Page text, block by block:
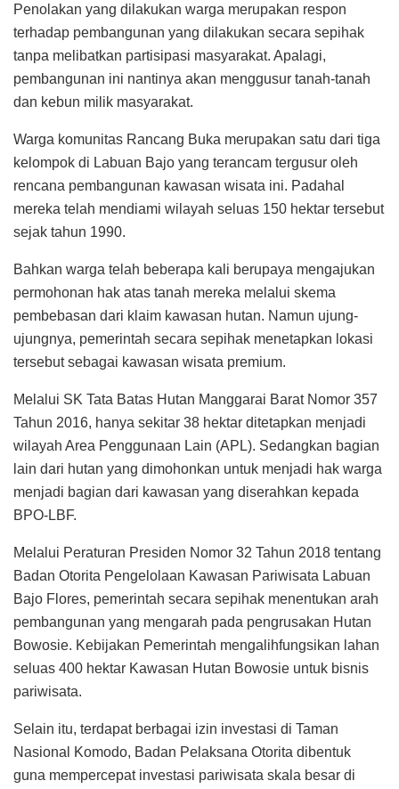
Penolakan yang dilakukan warga merupakan respon
terhadap pembangunan yang dilakukan secara sepihak
tanpa melibatkan partisipasi masyarakat. Apalagi,
pembangunan ini nantinya akan menggusur tanah-tanah
dan kebun milik masyarakat.
Warga komunitas Rancang Buka merupakan satu dari tiga
kelompok di Labuan Bajo yang terancam tergusur oleh
rencana pembangunan kawasan wisata ini. Padahal
mereka telah mendiami wilayah seluas 150 hektar tersebut
sejak tahun 1990.
Bahkan warga telah beberapa kali berupaya mengajukan
permohonan hak atas tanah mereka melalui skema
pembebasan dari klaim kawasan hutan. Namun ujung-
ujungnya, pemerintah secara sepihak menetapkan lokasi
tersebut sebagai kawasan wisata premium.
Melalui SK Tata Batas Hutan Manggarai Barat Nomor 357
Tahun 2016, hanya sekitar 38 hektar ditetapkan menjadi
wilayah Area Penggunaan Lain (APL). Sedangkan bagian
lain dari hutan yang dimohonkan untuk menjadi hak warga
menjadi bagian dari kawasan yang diserahkan kepada
BPO-LBF.
Melalui Peraturan Presiden Nomor 32 Tahun 2018 tentang
Badan Otorita Pengelolaan Kawasan Pariwisata Labuan
Bajo Flores, pemerintah secara sepihak menentukan arah
pembangunan yang mengarah pada pengrusakan Hutan
Bowosie. Kebijakan Pemerintah mengalihfungsikan lahan
seluas 400 hektar Kawasan Hutan Bowosie untuk bisnis
pariwisata.
Selain itu, terdapat berbagai izin investasi di Taman
Nasional Komodo, Badan Pelaksana Otorita dibentuk
guna mempercepat investasi pariwisata skala besar di